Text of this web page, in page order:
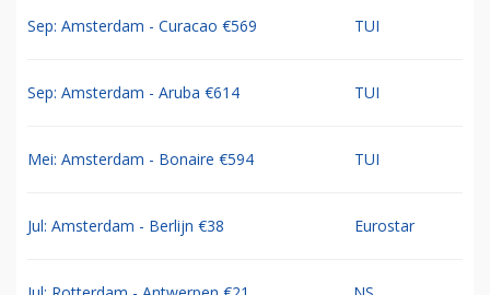
Sep: Amsterdam - Curacao €569 TUI
Sep: Amsterdam - Aruba €614 TUI
Mei: Amsterdam - Bonaire €594 TUI
Jul: Amsterdam - Berlijn €38 Eurostar